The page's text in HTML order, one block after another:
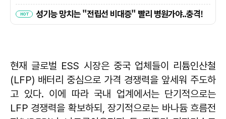
현재 글로벌 ESS 시장은 중국 업체들이 리튬인산철
(LFP) 배터리 중심으로 가격 경쟁력을 앞세워 주도하
고 있다. 이에 따라 국내 업계에서는 단기적으로는
LFP 경쟁력을 확보하되, 장기적으로는 바나듐 흐름전